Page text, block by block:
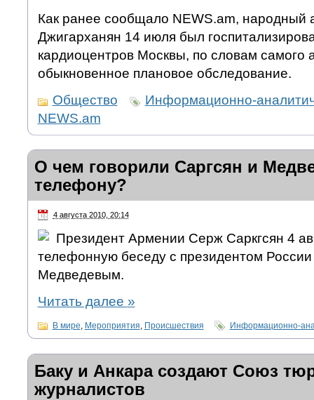
Как ранее сообщало NEWS.am,
Джигарханян 14 июля был
кардиоцентров Москвы, по словам самого
обыкновенное плановое обследование.
Общество
Информационно-
NEWS.am
О чем говорили Саргсян и
телефону?
4 августа 2010, 20:14
Президент Армении Серж Саркгсян 4
телефонную беседу с президентом
Медведевым.
Читать далее »
В мире, Мероприятия, Происшествия Информационно-
Баку и Анкара создают Союз
журналистов